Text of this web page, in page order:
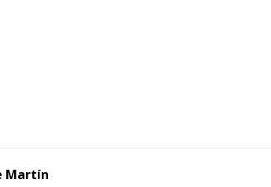
Martín